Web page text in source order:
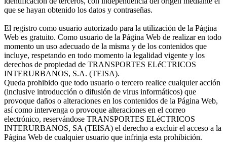
que se hayan obtenido los datos y contraseñas.
El registro como usuario autorizado para la utilización de la Página
Web es gratuito. Como usuario de la Página Web de realizar en todo
momento un uso adecuado de la misma y de los contenidos que
incluye, respetando en todo momento la legalidad vigente y los
derechos de propiedad de TRANSPORTES ELéCTRICOS
INTERURBANOS, S.A. (TEISA).
Queda prohibido que todo usuario o tercero realice cualquier acción
(inclusive introducción o difusión de virus informáticos) que
provoque daños o alteraciones en los contenidos de la Página Web,
así como intervenga o provoque alteraciones en el correo
electrónico, reservándose TRANSPORTES ELéCTRICOS
INTERURBANOS, SA (TEISA) el derecho a excluir el acceso a la
Página Web de cualquier usuario que infrinja esta prohibición.